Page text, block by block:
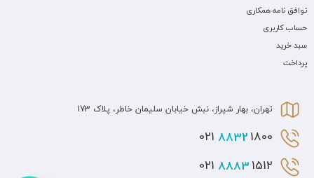
توافق نامه همکاری
حساب کاربری
سبد خرید
پرداخت
تهران، بهار شیراز، نبش خیابان سلیمان خاطر، پلاک 173
8832 1800 021
8883 1512 021